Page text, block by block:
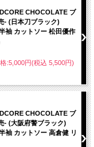
CHOCOLATE ブ
- (日本刀ブラック)
袖 カットソー 松田優作
:5,000円(税込 5,500円)
CHOCOLATE ブ
- (大阪府警ブラック)
袖 カットソー 高倉健 リ